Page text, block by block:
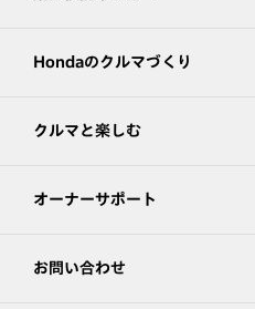
Hondaのクルマづくり
クルマと楽しむ
オーナーサポート
お問い合わせ